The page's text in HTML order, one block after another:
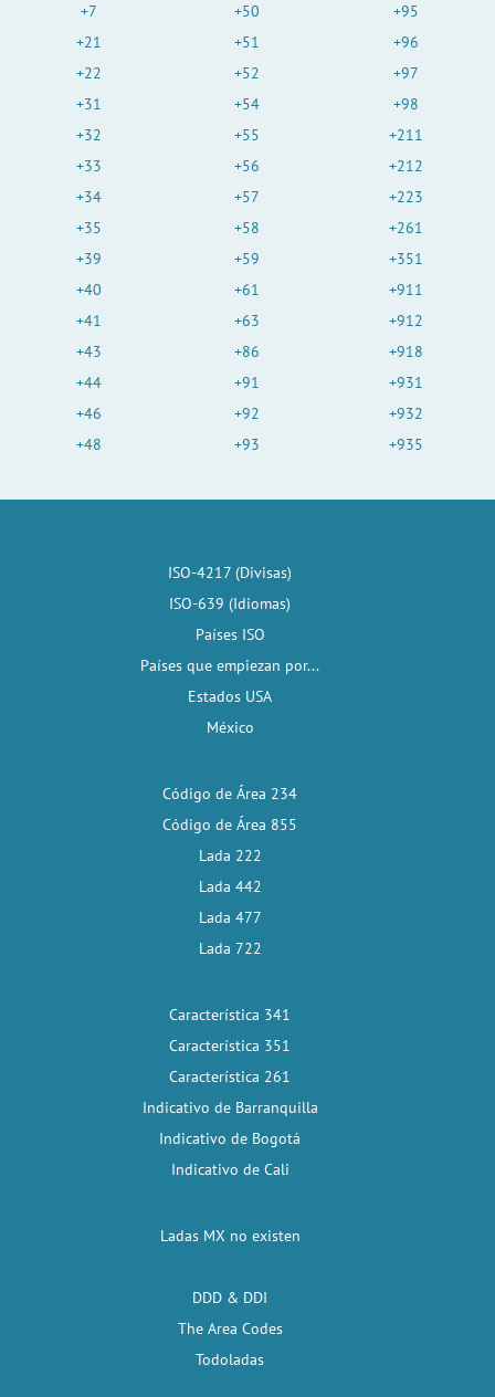
+7
+21
+22
+31
+32
+33
+34
+35
+39
+40
+41
+43
+44
+46
+48
+50
+51
+52
+54
+55
+56
+57
+58
+59
+61
+63
+86
+91
+92
+93
+95
+96
+97
+98
+211
+212
+223
+261
+351
+911
+912
+918
+931
+932
+935
ISO-4217 (Divisas)
ISO-639 (Idiomas)
Países ISO
Países que empiezan por...
Estados USA
México
Código de Área 234
Código de Área 855
Lada 222
Lada 442
Lada 477
Lada 722
Característica 341
Característica 351
Característica 261
Indicativo de Barranquilla
Indicativo de Bogotá
Indicativo de Cali
Ladas MX no existen
DDD & DDI
The Area Codes
Todoladas